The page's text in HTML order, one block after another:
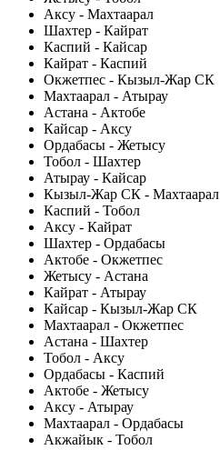
Аксу - Махтаарал
Шахтер - Кайрат
Каспий - Кайсар
Кайрат - Каспий
Окжетпес - Кызыл-Жар СК
Махтаарал - Атырау
Астана - Актобе
Кайсар - Аксу
Ордабасы - Жетысу
Тобол - Шахтер
Атырау - Кайсар
Кызыл-Жар СК - Махтаарал
Каспий - Тобол
Аксу - Кайрат
Шахтер - Ордабасы
Актобе - Окжетпес
Жетысу - Астана
Кайрат - Атырау
Кайсар - Кызыл-Жар СК
Махтаарал - Окжетпес
Астана - Шахтер
Тобол - Аксу
Ордабасы - Каспий
Актобе - Жетысу
Аксу - Атырау
Махтаарал - Ордабасы
Акжайык - Тобол